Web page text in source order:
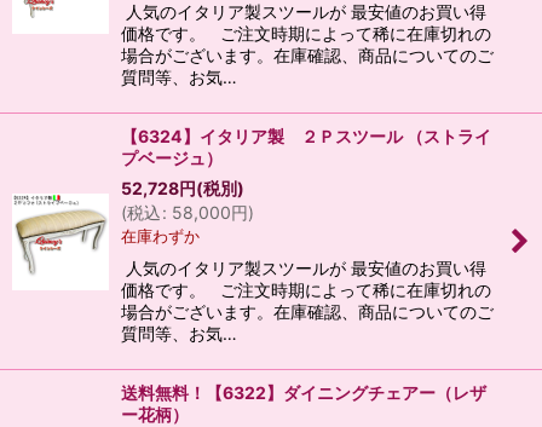
人気のイタリア製スツールが 最安値のお買い得
価格です。 ご注文時期によって稀に在庫切れの
場合がございます。在庫確認、商品についてのご
質問等、お気…
【6324】イタリア製 ２Ｐスツール （ストライ
プベージュ）
52,728円(税別)
(税込: 58,000円)
在庫わずか
人気のイタリア製スツールが 最安値のお買い得
価格です。 ご注文時期によって稀に在庫切れの
場合がございます。在庫確認、商品についてのご
質問等、お気…
送料無料！【6322】ダイニングチェアー（レザ
ー花柄）